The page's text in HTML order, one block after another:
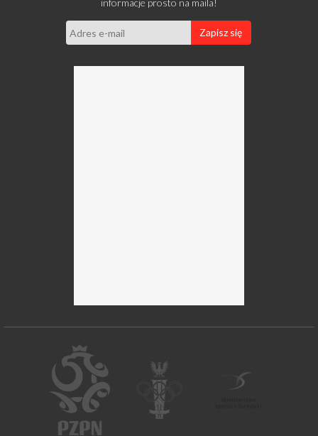
informacje prosto na maila!
Zapisz się